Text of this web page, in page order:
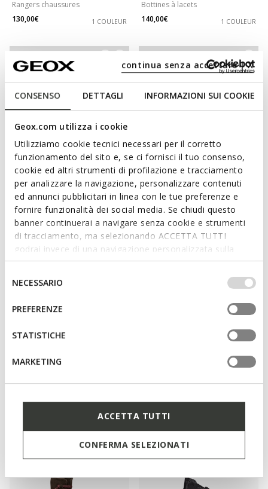
CONSENSO DETTAGLI INFORMAZIONI SUI COOKIE
Geox.com utilizza i cookie
Utilizziamo cookie tecnici necessari per il corretto
funzionamento del sito e, se ci fornisci il tuo consenso,
cookie ed altri strumenti di profilazione e tracciamento
per analizzare la navigazione, personalizzare contenuti
ed annunci pubblicitari in linea con le tue preferenze e
fornire funzionalità dei social media. Se chiudi questo
banner continuerai a navigare senza cookie e strumenti
di tracciamento, ma selezionando ACCETTA TUTTI
godrai invece di una navigazione personalizzata sulla
base dei tuoi gusti ed interessi. Selezionando
IMPOSTAZIONI potrai anche scegliere quali cookies ed
altri strumenti di tracciamento autorizzare. Per maggiori
informazioni o per modificare in qualsiasi momento le
tue impostazioni, visita la nostra
del
consenso
NECESSARIO
PREFERENZE
STATISTICHE
MARKETING
ACCETTA TUTTI
CONFERMA SELEZIONATI
continua senza accettare | X
Rangers chaussures
130,00€
1 COULEUR
Bottines à lacets
140,00€
1 COULEUR
WALK PLEASURE 60 FEMME
Bottines à talon haut
180,00€
SPHERICA EC1 B FEMME
Bottines Chelsea
140,00€
IRIDEA FEMME
1 COULEUR
NORIZE FEMME